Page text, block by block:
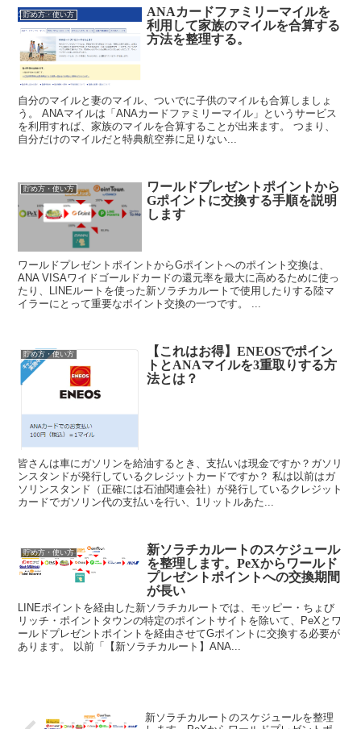
貯め方・使い方
ANAカードファミリーマイルを
利用して家族のマイルを合算する
方法を整理する。
自分のマイルと妻のマイル、ついでに子供のマイルも合算しましょ
う。 ANAマイルは「ANAカードファミリーマイル」というサービス
を利用すれば、家族のマイルを合算することが出来ます。 つまり、
自分だけのマイルだと特典航空券に足りない...
貯め方・使い方
ワールドプレゼントポイントから
Gポイントに交換する手順を説明
します
ワールドプレゼントポイントからGポイントへのポイント交換は、
ANA VISAワイドゴールドカードの還元率を最大に高めるために使っ
たり、LINEルートを使った新ソラチカルートで使用したりする陸マ
イラーにとって重要なポイント交換の一つです。 ...
貯め方・使い方
【これはお得】ENEOSでポイン
トとANAマイルを3重取りする方
法とは？
皆さんは車にガソリンを給油するとき、支払いは現金ですか？ガソリ
ンスタンドが発行しているクレジットカードですか？ 私は以前はガ
ソリンスタンド（正確には石油関連会社）が発行しているクレジット
カードでガソリン代の支払いを行い、1リットルあた...
貯め方・使い方
新ソラチカルートのスケジュール
を整理します。PeXからワールド
プレゼントポイントへの交換期間
が長い
LINEポイントを経由した新ソラチカルートでは、モッピー・ちょび
リッチ・ポイントタウンの特定のポイントサイトを除いて、PeXとワ
ールドプレゼントポイントを経由させてGポイントに交換する必要が
あります。 以前「【新ソラチカルート】ANA...
新ソラチカルートのスケジュールを整理